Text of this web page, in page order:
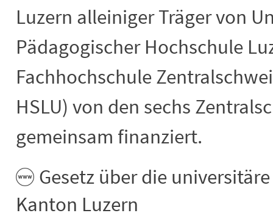
Luzern alleiniger Träger von
Pädagogischer Hochschule
Fachhochschule
HSLU) von den sechs
gemeinsam finanziert.
Gesetz über die
Kanton Luzern